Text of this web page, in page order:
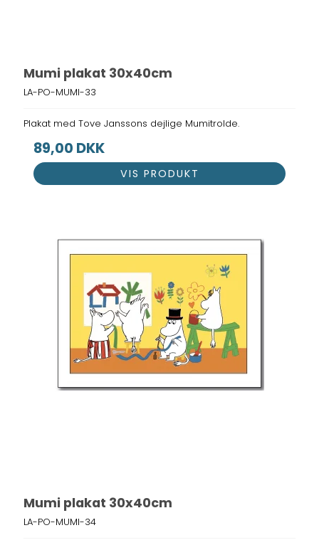
Mumi plakat 30x40cm
LA-PO-MUMI-33
Plakat med Tove Janssons dejlige Mumitrolde.
89,00 DKK
VIS PRODUKT
Mumi plakat 30x40cm
LA-PO-MUMI-34